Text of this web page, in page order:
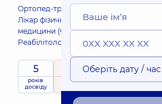
Ортопед-травматолог;
Лікар фізичної та реабілітаційної
медицини (ФРМ);
Реабілітолог;
5
років
досвіду
5 / 5
рейтинг
послуги
Оберіть дату / час